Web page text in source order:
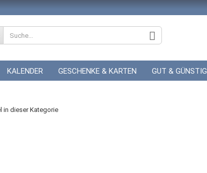
KALENDER GESCHENKE & KARTEN GUT & GÜNSTIG
ZUR HOCHZEIT
in dieser Kategorie